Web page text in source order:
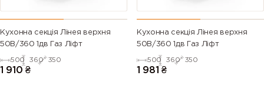
Кухонна секція Лінея верхня
50В/360 1дв Газ Ліфт
500 360 350
1 910 ₴
Кухонна секція Лінея верхня
50В/360 1дв Газ Ліфт
500 360 350
1 981 ₴